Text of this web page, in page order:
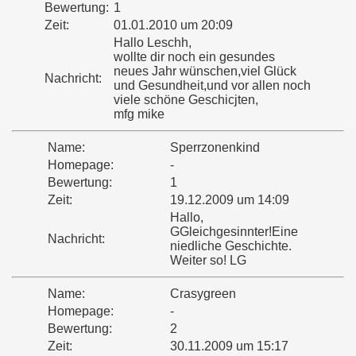
Bewertung: 1
Zeit:
01.01.2010 um 20:09
Nachricht:
Hallo Leschh,
wollte dir noch ein gesundes
neues Jahr wünschen,viel Glück
und Gesundheit,und vor allen noch
viele schöne Geschicjten,
mfg mike
Name:
Sperrzonenkind
Homepage:
-
Bewertung:
1
Zeit:
19.12.2009 um 14:09
Nachricht:
Hallo,
GGleichgesinnter!Eine
niedliche Geschichte.
Weiter so! LG
Name:
Crasygreen
Homepage:
-
Bewertung:
2
Zeit:
30.11.2009 um 15:17